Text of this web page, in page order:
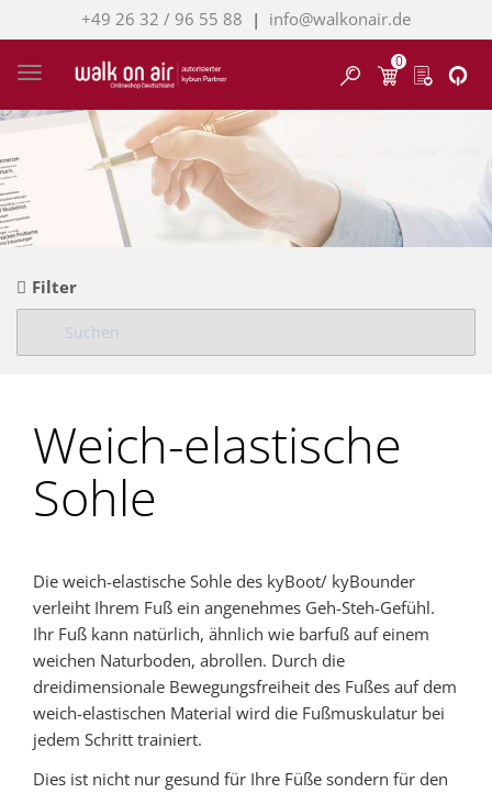
+49 26 32 / 96 55 88 | info@walkonair.de
Toggle navigation Finden
0
Filter
Weich-elastische
Sohle
Die weich-elastische Sohle des kyBoot/ kyBounder
verleiht Ihrem Fuß ein angenehmes Geh-Steh-Gefühl.
Ihr Fuß kann natürlich, ähnlich wie barfuß auf einem
weichen Naturboden, abrollen. Durch die
dreidimensionale Bewegungsfreiheit des Fußes auf dem
weich-elastischen Material wird die Fußmuskulatur bei
jedem Schritt trainiert.
Dies ist nicht nur gesund für Ihre Füße sondern für den